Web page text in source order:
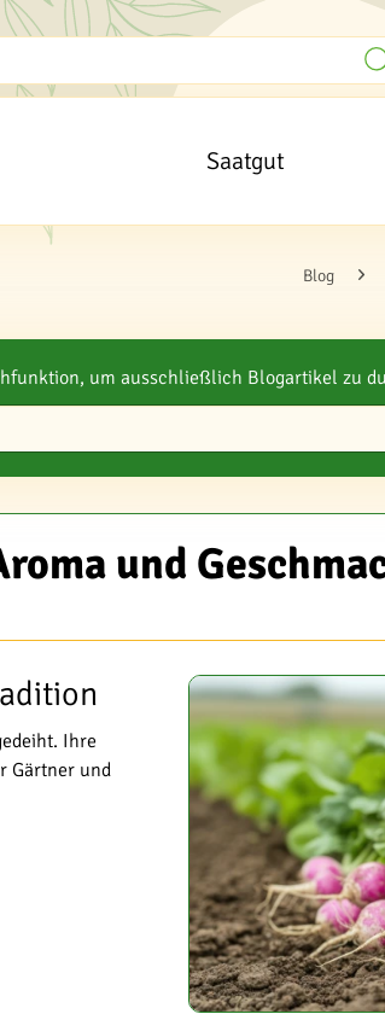
Saatgut
Blog
um ausschließlich Blogartikel zu
und
Ihre
Gärtner und